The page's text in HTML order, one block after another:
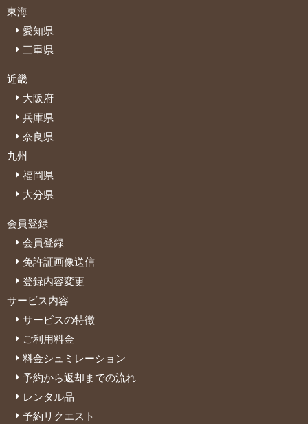
東海
愛知県
三重県
近畿
大阪府
兵庫県
奈良県
九州
福岡県
大分県
会員登録
会員登録
免許証画像送信
登録内容変更
サービス内容
サービスの特徴
ご利用料金
料金シュミレーション
予約から返却までの流れ
レンタル品
予約リクエスト